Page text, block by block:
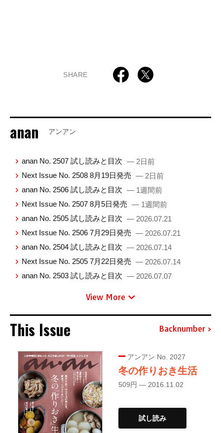
SHARE
anan アンアン
anan No. 2507 試し読みと目次 — 2日前
Next Issue No. 2508 8月19日発売 — 2日前
anan No. 2506 試し読みと目次 — 1週間前
Next Issue No. 2507 8月5日発売 — 1週間前
anan No. 2505 試し読みと目次 — 2026.07.21
Next Issue No. 2506 7月29日発売 — 2026.07.21
anan No. 2504 試し読みと目次 — 2026.07.14
Next Issue No. 2505 7月22日発売 — 2026.07.14
anan No. 2503 試し読みと目次 — 2026.07.07
View More
This Issue Backnumber
アンアン No. 2027
冬の作りおき生活
509円 — 2016.11.02
試し読み